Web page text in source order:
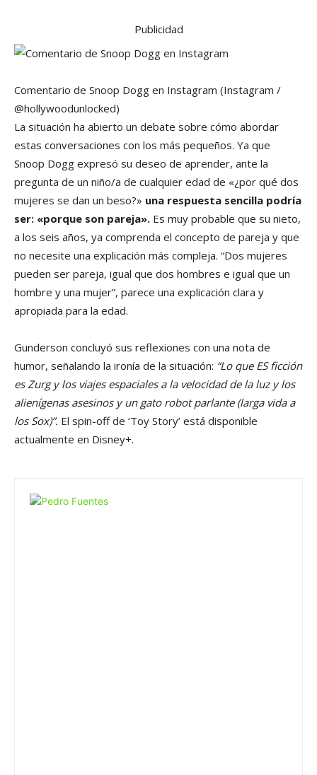
Publicidad
Comentario de Snoop Dogg en Instagram (Instagram /
@hollywoodunlocked)
La situación ha abierto un debate sobre cómo abordar
estas conversaciones con los más pequeños. Ya que
Snoop Dogg expresó su deseo de aprender, ante la
pregunta de un niño/a de cualquier edad de «¿por qué dos
mujeres se dan un beso?» una respuesta sencilla podría
ser: «porque son pareja». Es muy probable que su nieto,
a los seis años, ya comprenda el concepto de pareja y que
no necesite una explicación más compleja. “Dos mujeres
pueden ser pareja, igual que dos hombres e igual que un
hombre y una mujer”, parece una explicación clara y
apropiada para la edad.
Gunderson concluyó sus reflexiones con una nota de
humor, señalando la ironía de la situación: “Lo que ES ficción
es Zurg y los viajes espaciales a la velocidad de la luz y los
alienígenas asesinos y un gato robot parlante (larga vida a
los Sox)”. El spin-off de ‘Toy Story’ está disponible
actualmente en Disney+.